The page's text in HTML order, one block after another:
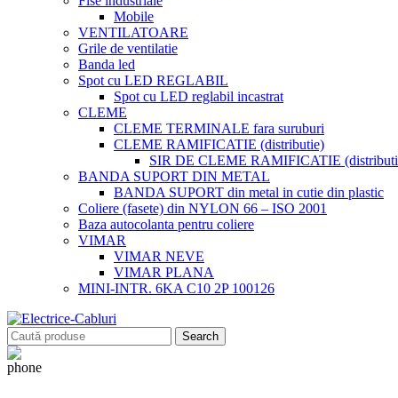
Mobile
VENTILATOARE
Grile de ventilatie
Banda led
Spot cu LED REGLABIL
Spot cu LED reglabil incastrat
CLEME
CLEME TERMINALE fara suruburi
CLEME RAMIFICATIE (distributie)
SIR DE CLEME RAMIFICATIE
BANDA SUPORT DIN METAL
BANDA SUPORT din metal in cutie din plastic
Coliere (fasete) din NYLON 66 – ISO 2001
Baza autocolanta pentru coliere
VIMAR
VIMAR NEVE
VIMAR PLANA
MINI-INTR. 6KA C10 2P 100126
Search